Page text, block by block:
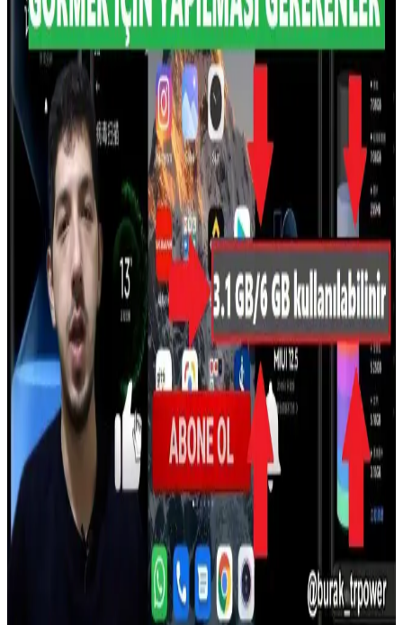
Samsung ve Apple Arasında RAM Tedarik Krizi ve
Fiyatlandırma Dinamikleri Üzerine Analiz
Samsung'un RAM arzındaki kısıtlılık ve kısa vadeli sözleşmeler
Apple'ın maliyetlerini artırıyor. Bu durum iPhone ve MacBook
fiyatlarını etkileyebilir, Apple tedarik zincirini yeniden
değerlendirmekte.
Apple M5 Max Çipi Geekbench Testlerinde Yeni
Performans Rekoru Kırdı
Apple'ın M5 Max çipi, Geekbench testlerinde 18 çekirdekli CPU
performansıyla 29.233 puan alarak M3 Ultra'yı geride bıraktı. Tek
çekirdek performansı %15 artış gösterirken, gerçek dünya kullanımı
için farklı senaryolar değerlendirilmelidir.
Kingston HyperX Fury 8GB DDR3 RAM: Yüksek
Hız ve Şık Tasarım ile Güçlü Performans
Kingston HyperX Fury 8GB DDR3 RAM, 1600 MHz hızında,
otomatik hız aşırtma ve şık tasarımıyla yüksek performans sağlar.
DDR3 8 GB RAM Modülleri ile Dizüstü Bilgisayar
Performansını Artırma Rehberi
DDR3 8 GB RAM modülleri, dizüstü bilgisayarların performansını
artırır, çoklu görevleri kolaylaştırır ve enerji tasarrufu sağlar.
Uyumluluk ve marka güvenliği önemlidir.
Xiaomi Telefonlarda RAM Kullanımı ve Performans
Optimizasyonu Rehberi
Xiaomi telefonlarda RAM kullanımı ve yönetimi hakkında temel
bilgiler, optimizasyon yöntemleri ve performans artırma ipuçlarıyla
cihazınızın hızını koruyun.